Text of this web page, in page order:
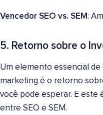
Vencedor SEO vs. SEM:
5. Retorno sobre o
Um elemento essencial
marketing é o retorno
você pode esperar. E este
entre SEO e SEM.